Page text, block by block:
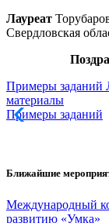
Лауреат
Свердловская
Примеры заданий
материалы
Примеры заданий
Ближайшие
Международный
развитию «Умка»